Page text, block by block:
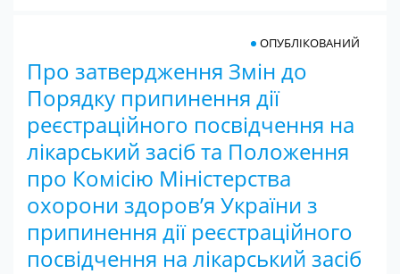
Про затвердження Змін до
Порядку припинення дії
реєстраційного посвідчення на
лікарський засіб та Положення
про Комісію Міністерства
охорони здоров’я України з
припинення дії реєстраційного
посвідчення на лікарський засіб
ОПУБЛІКОВАНИЙ